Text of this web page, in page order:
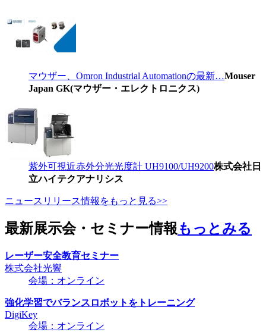
マウザー、Omron Industrial Automationの最新…Mouser
Japan GK(マウザー・エレクトロニクス)
紫外可視近赤外分光光度計 UH9100/UH9200株式会社日
立ハイテクアナリシス
ニュースリリース情報をもっと見る>>
最新展示会・セミナー情報もっとみる
レーザー安全教育セミナー
株式会社光響
会場：オンライン
強化学習でバランスロボットをトレーニング
DigiKey
会場：オンライン